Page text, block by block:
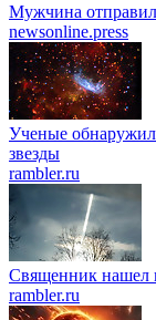
Мужчина отправил
newsonline.press
Ученые
звезды
rambler.ru
Священник нашел
rambler.ru